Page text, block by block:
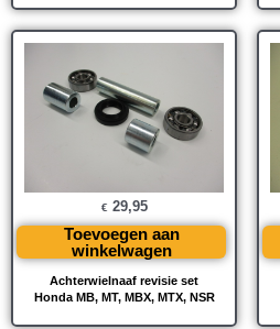
Achterwielnaaf revisie set
Honda MB, MT, MBX, MTX, NSR
€ 29,95
Toevoegen aan
winkelwagen